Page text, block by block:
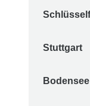
Stuttgart
Bodensee